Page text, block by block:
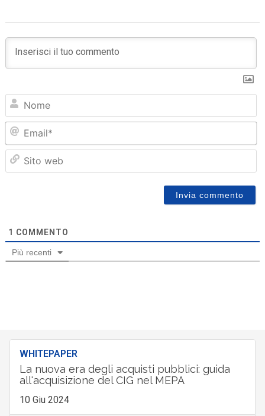
1 COMMENTO
Più recenti
WHITEPAPER
La nuova era degli acquisti pubblici: guida
all'acquisizione del CIG nel MEPA
10 Giu 2024